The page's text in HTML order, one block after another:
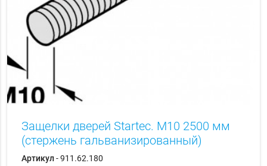
Защелки дверей Startec. M10 2500 мм
(стержень гальванизированный)
Артикул- 911.62.180